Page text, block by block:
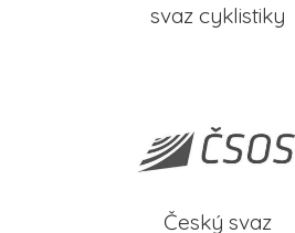
svaz cyklistiky
Český svaz